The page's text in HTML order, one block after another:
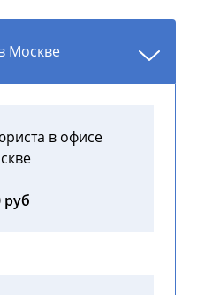
Москве
в офисе
руб